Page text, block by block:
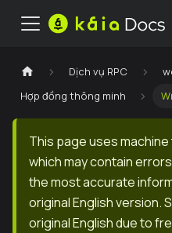
Dịch vụ RPC
Hợp đồng thông minh
This page uses
which may contain
the most accurate
original English version.
original English due to